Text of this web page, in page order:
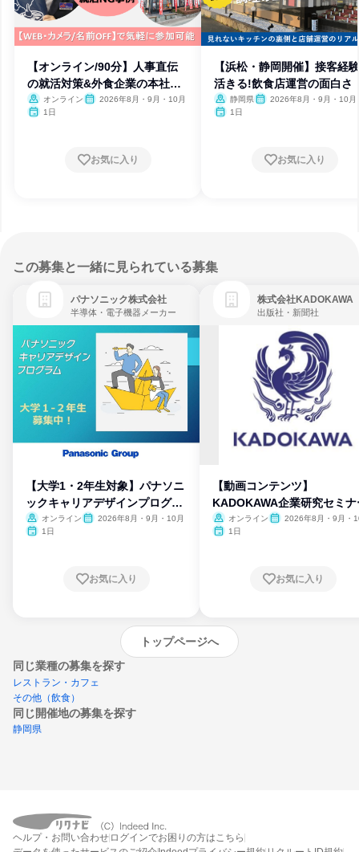
【オンライン/90分】人事直伝
の就活対策&外食企業の本社機
能
オンライン
2026年8月・9月・10月
1日
お気に入り
【浜松・静岡開催】接客経
活きる!飲食店運営の面白さ
静岡県
2026年8月・9月・10月
1日
お気に入り
この募集と一緒に見られている募集
パナソニック株式会社
半導体・電子機器メーカー
【大学1・2年生対象】パナソニ
ックキャリアデザインプログラ
ム
オンライン
2026年8月・9月・10月
1日
お気に入り
株式会社KADOKAWA
出版社・新聞社
【動画コンテンツ】
KADOKAWA企業研究セミナ
オンライン
2026年8月・9月・
1日
お気に入り
トップページへ
同じ業種の募集を探す
レストラン・カフェ
その他（飲食）
同じ開催地の募集を探す
静岡県
エントリーするとプログラムの詳細案内を
受け取れるようになります
ヘルプ・お問い合わせ ログインでお困りの方はこちら